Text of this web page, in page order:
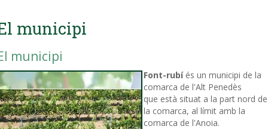
municipi
municipi
Font-rubíés un municipi de la
comarca de l'Alt Penedès
que està situat a la part nord de
la comarca, al límit amb la
comarca de l'Anoia.